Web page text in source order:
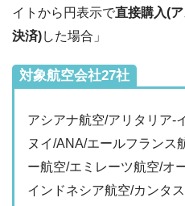
イトから円表示で直接購入(
決済)した場合」
対象航空会社27社
アシアナ航空/アリタリア-
ヌイ/ANA/エールフランス
ー航空/エミレーツ航空/オ
インドネシア航空/カンタ